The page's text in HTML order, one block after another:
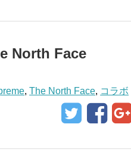
North Face
,The North Face, コラボ